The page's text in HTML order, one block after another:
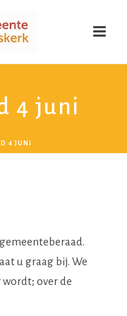
4 juni
4 JUNI
u graag bij. We
wordt; over de